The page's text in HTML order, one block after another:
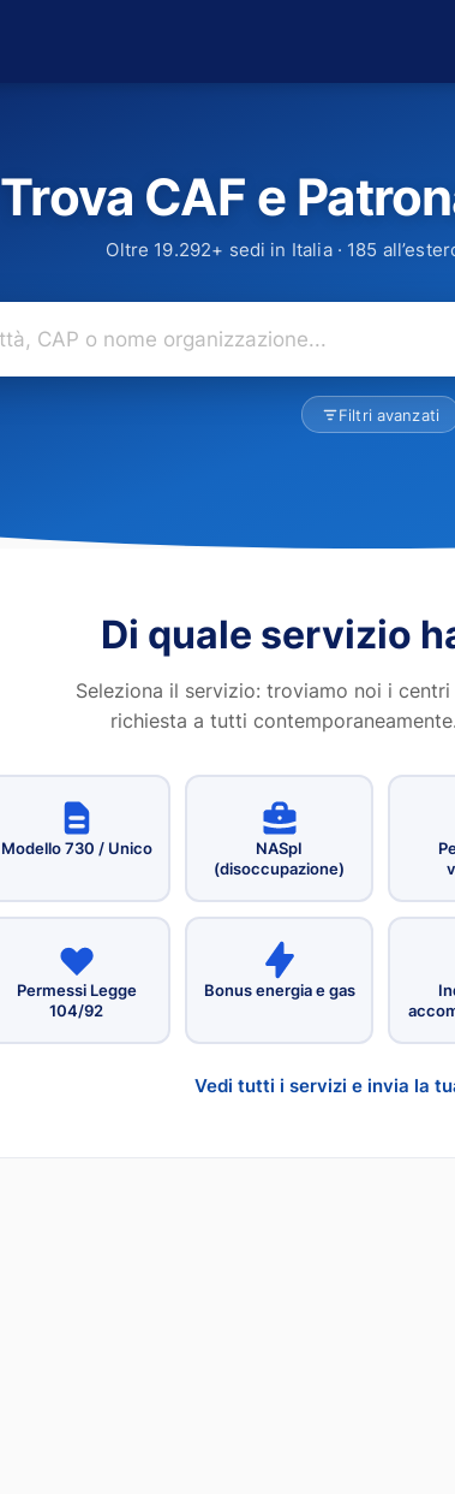
Trova CAF e
Oltre 19.292+ sedi in Italia · 185
città,
CAP
o
nome
Filtri avanzati
Di quale servizio
Seleziona il servizio: troviamo noi i
richiesta a tutti contemporaneamente.
Modello 730 / Unico
NASpI
(disoccupazione)
Permessi Legge
104/92
Bonus energia e gas
Vedi tutti i servizi e invia la